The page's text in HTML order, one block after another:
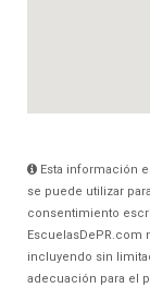
Esta información
se puede utilizar
consentimiento
EscuelasDePR.com
incluyendo sin
adecuación para el